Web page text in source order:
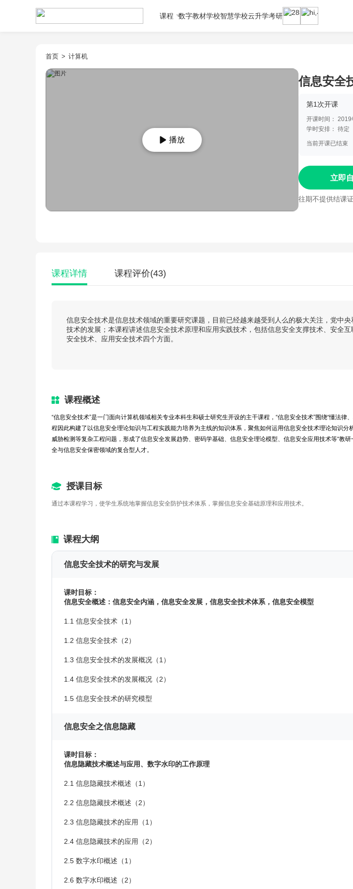
课程 数字教材学校智慧学校云升学考研
首页 > 计算机
播放
信息安全
第1次开课
开课时间： 2019
学时安排： 待定
当前开课已结束
立即
往期不提供结课
课程详情 课程评价(43)
信息安全技术是信息技术领域的重要研究课题，目前已经越来越受到人么的极大关注，党中
技术的发展；本课程讲述信息安全技术原理和应用实践技术，包括信息安全支撑技术、安全
安全技术、应用安全技术四个方面。
课程概述
“信息安全技术”是一门面向计算机领域相关专业本科生和硕士研究生开设的主干课程，“信息安全技术”围绕“懂法律
程因此构建了以信息安全理论知识与工程实践能力培养为主线的知识体系，聚焦如何运用信息安全技术理论知识分
威胁检测等复杂工程问题，形成了信息安全发展趋势、密码学基础、信息安全理论模型、信息安全应用技术等“教
全与信息安全保密领域的复合型人才。
授课目标
通过本课程学习，使学生系统地掌握信息安全防护技术体系，掌握信息安全基础原理和应用技术。
课程大纲
信息安全技术的研究与发展
课时目标：
信息安全概述：信息安全内涵，信息安全发展，信息安全技术体系，信息安全模型
1.1 信息安全技术（1）
1.2 信息安全技术（2）
1.3 信息安全技术的发展概况（1）
1.4 信息安全技术的发展概况（2）
1.5 信息安全技术的研究模型
信息安全之信息隐藏
课时目标：
信息隐藏技术概述与应用、数字水印的工作原理
2.1 信息隐藏技术概述（1）
2.2 信息隐藏技术概述（2）
2.3 信息隐藏技术的应用（1）
2.4 信息隐藏技术的应用（2）
2.5 数字水印概述（1）
2.6 数字水印概述（2）